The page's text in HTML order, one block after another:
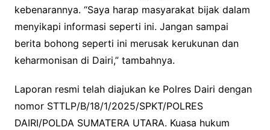
kebenarannya. “Saya harap masyarakat bijak dalam
menyikapi informasi seperti ini. Jangan sampai
berita bohong seperti ini merusak kerukunan dan
keharmonisan di Dairi,” tambahnya.
Laporan resmi telah diajukan ke Polres Dairi dengan
nomor STTLP/B/18/1/2025/SPKT/POLRES
DAIRI/POLDA SUMATERA UTARA. Kuasa hukum